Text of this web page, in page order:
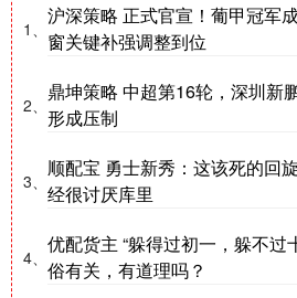
1、
沪深策略 正式官宣！葡甲冠军
窗关键补强调整到位
2、
鼎坤策略 中超第16轮，深圳新
形成压制
3、
顺配宝 勇士新秀：这该死的回
经很讨厌库里
4、
优配货主 “躲得过初一，躲不过
俗有关，有道理吗？